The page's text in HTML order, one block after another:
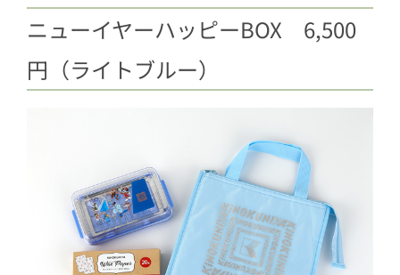
ニューイヤーハッピーBOX 6,500
円（ライトブルー）